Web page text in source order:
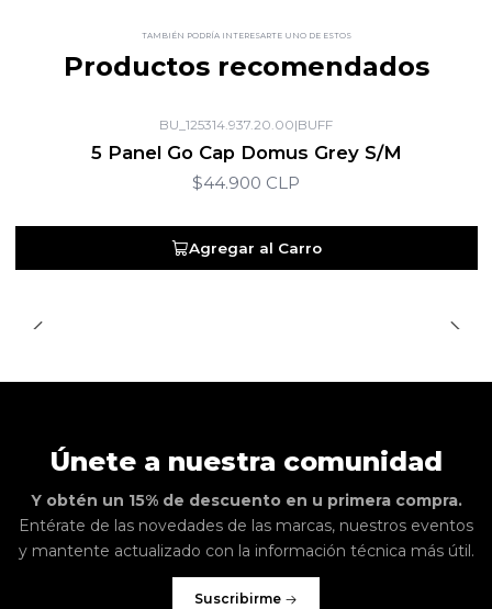
TAMBIÉN PODRÍA INTERESARTE UNO DE ESTOS
Productos recomendados
BU_125314.937.20.00|BUFF
5 Panel Go Cap Domus Grey S/M
$44.900 CLP
Agregar al Carro
Únete a nuestra comunidad
Y obtén un 15% de descuento en u primera compra.
Entérate de las novedades de las marcas, nuestros eventos
y mantente actualizado con la información técnica más útil.
Suscribirme